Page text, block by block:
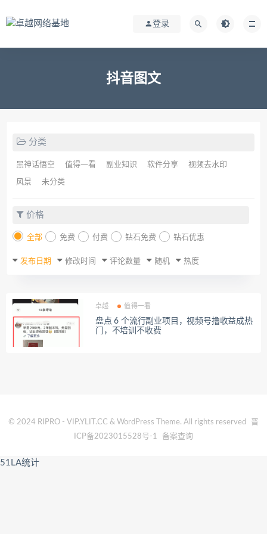
登录
抖音图文
分类
黑神话悟空 值得一看 副业知识 软件分享 视频去水印
风景 未分类
价格
全部 免费 付费 钻石免费 钻石优惠
发布日期 修改时间 评论数量 随机 热度
卓越 值得一看
盘点 6 个流行副业项目，视频号撸收益成热
门，不培训不收费
© 2024 RIPRO - VIP.YLIT.CC & WordPress Theme. All rights reserved
晋
ICP备2023015528号-1
备案查询
51LA统计